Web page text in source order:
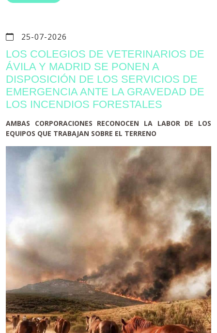
25-07-2026
LOS COLEGIOS DE VETERINARIOS DE
ÁVILA Y MADRID SE PONEN A
DISPOSICIÓN DE LOS SERVICIOS DE
EMERGENCIA ANTE LA GRAVEDAD DE
LOS INCENDIOS FORESTALES
AMBAS CORPORACIONES RECONOCEN LA LABOR DE LOS
EQUIPOS QUE TRABAJAN SOBRE EL TERRENO